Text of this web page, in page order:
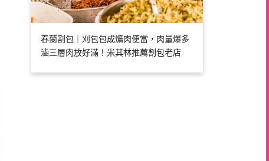
春蘭割包｜刈包包成爌肉便當，肉量爆多
滷三層肉放好滿！米其林推薦割包老店